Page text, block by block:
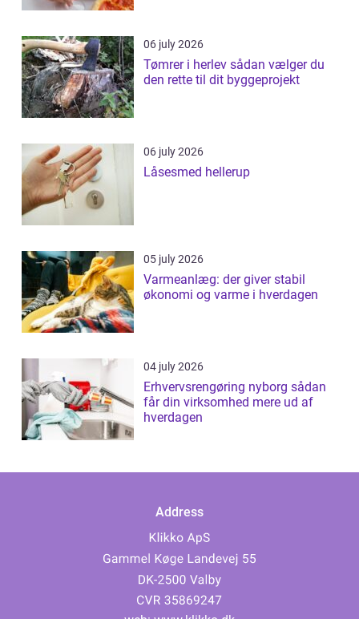
06 july 2026
Tømrer i herlev sådan vælger du
den rette til dit byggeprojekt
06 july 2026
Låsesmed hellerup
05 july 2026
Varmeanlæg: der giver stabil
økonomi og varme i hverdagen
04 july 2026
Erhvervsrengøring nyborg sådan
får din virksomhed mere ud af
hverdagen
Address